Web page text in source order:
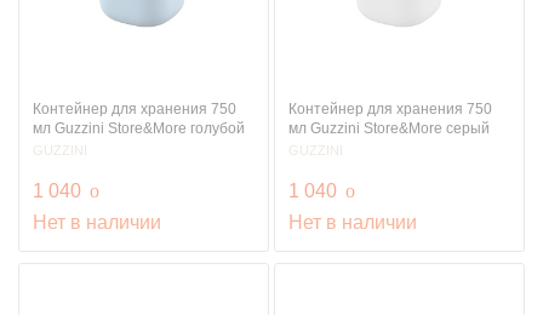
Контейнер для хранения 750
мл Guzzini Store&More голубой
GUZZINI
1 040 руб.
o
Нет в наличии
Контейнер для хранения 750
мл Guzzini Store&More серый
GUZZINI
1 040 руб.
o
Нет в наличии